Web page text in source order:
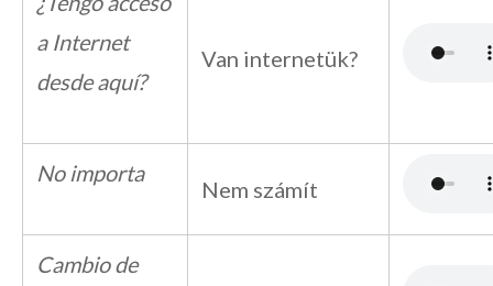
a Internet
desde aquí?
Van internetük?
No importa
Nem számít
Cambio de